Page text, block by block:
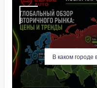
В каком городе